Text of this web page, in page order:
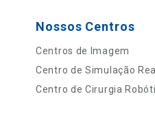
Nossos Centros
Centros de Imagem
Centro de Simulação
Centro de Cirurgia